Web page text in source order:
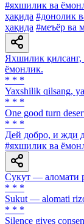
#яхшилик ва
ҳақида #донолик
ҳақида #меъёр ва
Яхшилик
ёмонлик.
* * *
Yaxshilik qilsang,
* * *
One good turn
* * *
Дей добро, и жди
#яхшилик ва
Сукут — аломати
* * *
Sukut — alomati
* * *
Silence gives